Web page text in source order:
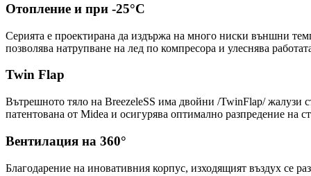
Отопление и при -25°С
Серията е проектирана да издържа на много ниски външни
позволява натрупване на лед по компресора и улеснява
Twin Flap
Вътрешното тяло на BreezeleSS има двойни /TwinFlap/ жалузи
патентована от Midea и осигурява оптимално разпредение на
Вентилация на 360°
Благодарение на иновативния корпус, изходящият въздух се